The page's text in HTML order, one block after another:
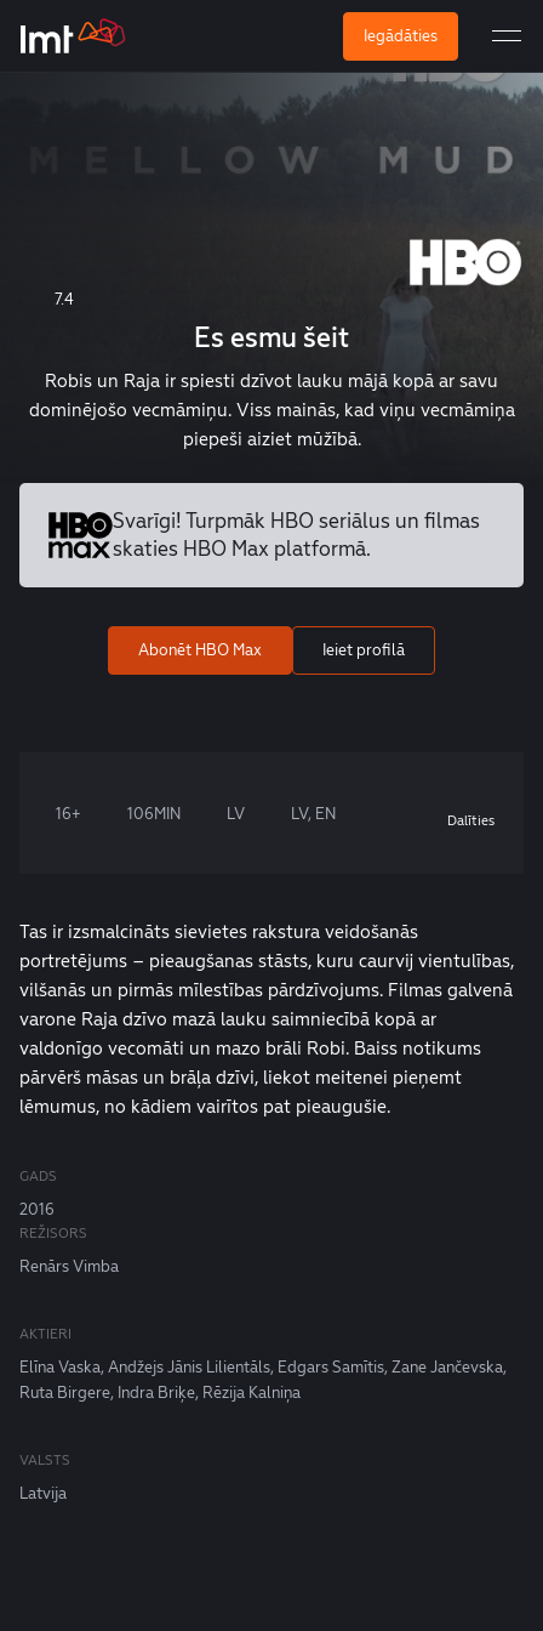
Iegādāties
7.4
Es esmu šeit
Robis un Raja ir spiesti dzīvot lauku mājā kopā ar savu
dominējošo vecmāmiņu. Viss mainās, kad viņu vecmāmiņa
piepeši aiziet mūžībā.
Svarīgi! Turpmāk HBO seriālus un filmas
skaties HBO Max platformā.
Abonēt HBO Max Ieiet profilā
16+ 106MIN LV LV, EN Dalīties
Tas ir izsmalcināts sievietes rakstura veidošanās
portretējums – pieaugšanas stāsts, kuru caurvij vientulības,
vilšanās un pirmās mīlestības pārdzīvojums. Filmas galvenā
varone Raja dzīvo mazā lauku saimniecībā kopā ar
valdonīgo vecomāti un mazo brāli Robi. Baiss notikums
pārvērš māsas un brāļa dzīvi, liekot meitenei pieņemt
lēmumus, no kādiem vairītos pat pieaugušie.
GADS
2016
REŽISORS
Renārs Vimba
AKTIERI
Elīna Vaska, Andžejs Jānis Lilientāls, Edgars Samītis, Zane Jančevska,
Ruta Birgere, Indra Briķe, Rēzija Kalniņa
VALSTS
Latvija